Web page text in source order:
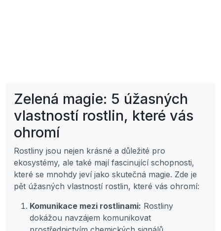
Zelená magie: 5 úžasných
vlastností rostlin, které vás
ohromí
Rostliny jsou nejen krásné a důležité pro
ekosystémy, ale také mají fascinující schopnosti,
které se mnohdy jeví jako skutečná magie. Zde je
pět úžasných vlastností rostlin, které vás ohromí:
Komunikace mezi rostlinami: Rostliny
dokážou navzájem komunikovat